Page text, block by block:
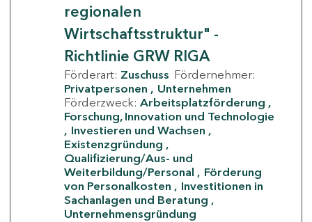
regionalen
Wirtschaftsstruktur" -
Richtlinie GRW RIGA
Förderart: Zuschuss Fördernehmer:
Privatpersonen
Unternehmen
Förderzweck: Arbeitsplatzförderung
Forschung, Innovation und Technologie
Investieren und Wachsen
Existenzgründung
Qualifizierung/Aus- und
Weiterbildung/Personal
Förderung
von Personalkosten
Investitionen in
Sachanlagen und Beratung
Unternehmensgründung